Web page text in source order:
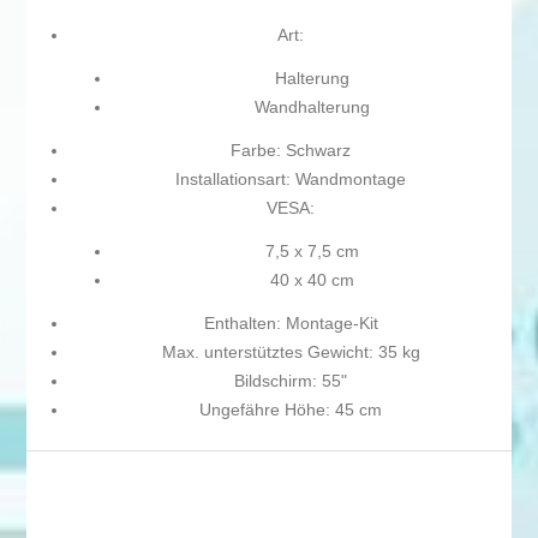
Art:
Halterung
Wandhalterung
Farbe: Schwarz
Installationsart: Wandmontage
VESA:
7,5 x 7,5 cm
40 x 40 cm
Enthalten: Montage-Kit
Max. unterstütztes Gewicht: 35 kg
Bildschirm: 55"
Ungefähre Höhe: 45 cm